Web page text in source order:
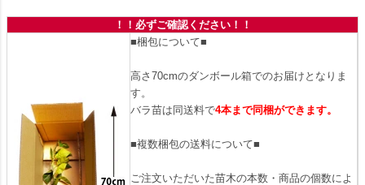
！！必ずご確認ください！！
■梱包について■
高さ70cmのダンボール箱でのお届けとなりま
す。
バラ苗は同送料で4本まで同梱ができます。
■複数梱包の送料について■
ご注文いただいた苗木の本数・商品の個数によ